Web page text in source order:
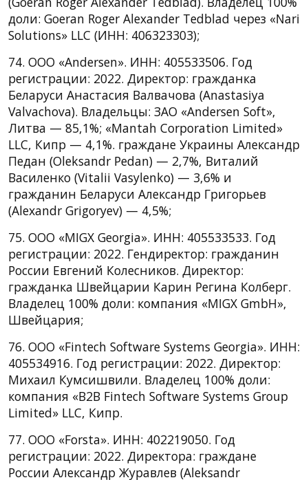
доли: Goeran Roger Alexander Tedblad через «Nari
Solutions» LLC (ИНН: 406323303);
74. ООО «Andersen». ИНН: 405533506. Год
регистрации: 2022. Директор: гражданка
Беларуси Анастасия Валвачова (Anastasiya
Valvachova). Владельцы: ЗАО «Andersen Soft»,
Литва — 85,1%; «Mantah Corporation Limited»
LLC, Кипр — 4,1%. граждане Украины Александр
Педан (Oleksandr Pedan) — 2,7%, Виталий
Василенко (Vitalii Vasylenko) — 3,6% и
гражданин Беларуси Александр Григорьев
(Alexandr Grigoryev) — 4,5%;
75. OOO «MIGX Georgia». ИНН: 405533533. Год
регистрации: 2022. Гендиректор: гражданин
России Евгений Колесников. Директор:
гражданка Швейцарии Карин Регина Колберг.
Владелец 100% доли: компания «MIGX GmbH»,
Швейцария;
76. ООО «Fintech Software Systems Georgia». ИНН:
405534916. Год регистрации: 2022. Директор:
Михаил Кумсишвили. Владелец 100% доли:
компания «B2B Fintech Software Systems Group
Limited» LLC, Кипр.
77. ООО «Forsta». ИНН: 402219050. Год
регистрации: 2022. Директора: граждане
России Александр Журавлев (Aleksandr